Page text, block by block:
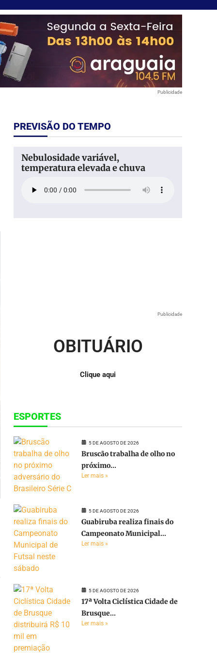
Publicidade
PREVISÃO DO TEMPO
Nebulosidade variável,
temperatura elevada e chuva
Publicidade
OBITUÁRIO
Clique aqui
ESPORTES
5 DE AGOSTO DE 2026
Bruscão trabalha de olho no
próximo...
Ler mais »
5 DE AGOSTO DE 2026
Guabiruba realiza finais do
Campeonato Municipal...
Ler mais »
5 DE AGOSTO DE 2026
17ª Volta Ciclística Cidade de
Brusque...
Ler mais »